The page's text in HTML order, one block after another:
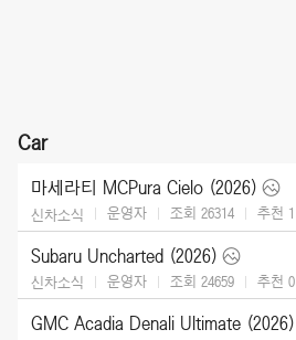
Car
마세라티 MCPura Cielo (2026)
신차소식 운영자 조회 26314 추천 1
Subaru Uncharted (2026)
신차소식 운영자 조회 24659 추천 0
GMC Acadia Denali Ultimate (2026)